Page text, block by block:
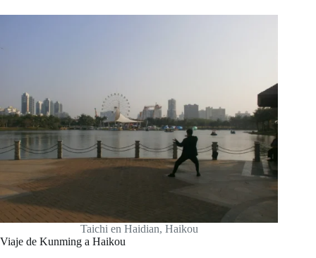
Taichi en Haidian, Haikou
Viaje de Kunming a Haikou